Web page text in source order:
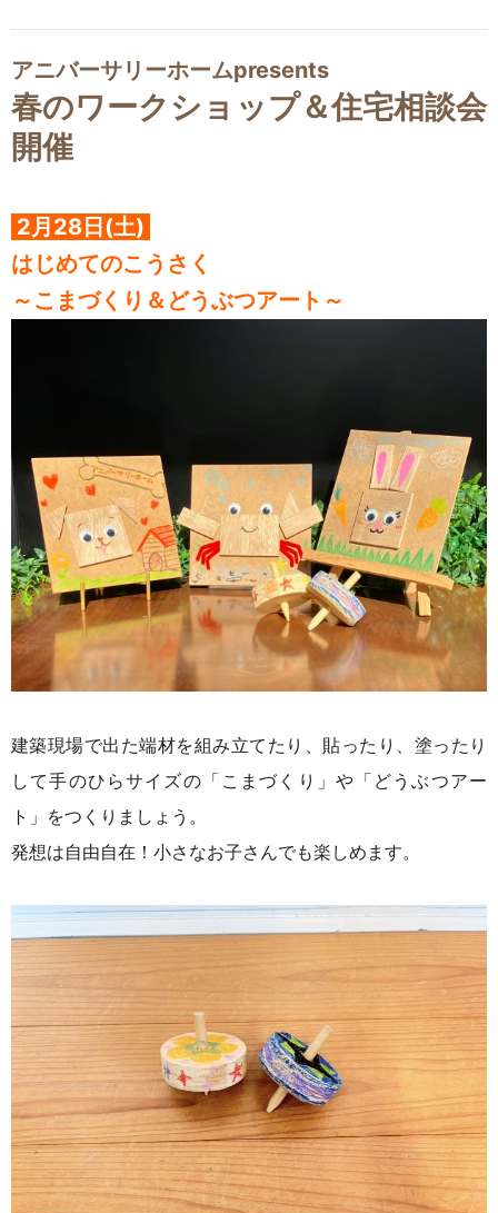
アニバーサリーホームpresents
春のワークショップ＆住宅相談会
開催
2月28日(土)
はじめてのこうさく
～こまづくり＆どうぶつアート～
建築現場で出た端材を組み立てたり、貼ったり、塗ったり
して手のひらサイズの「こまづくり」や「どうぶつアー
ト」をつくりましょう。
発想は自由自在！小さなお子さんでも楽しめます。